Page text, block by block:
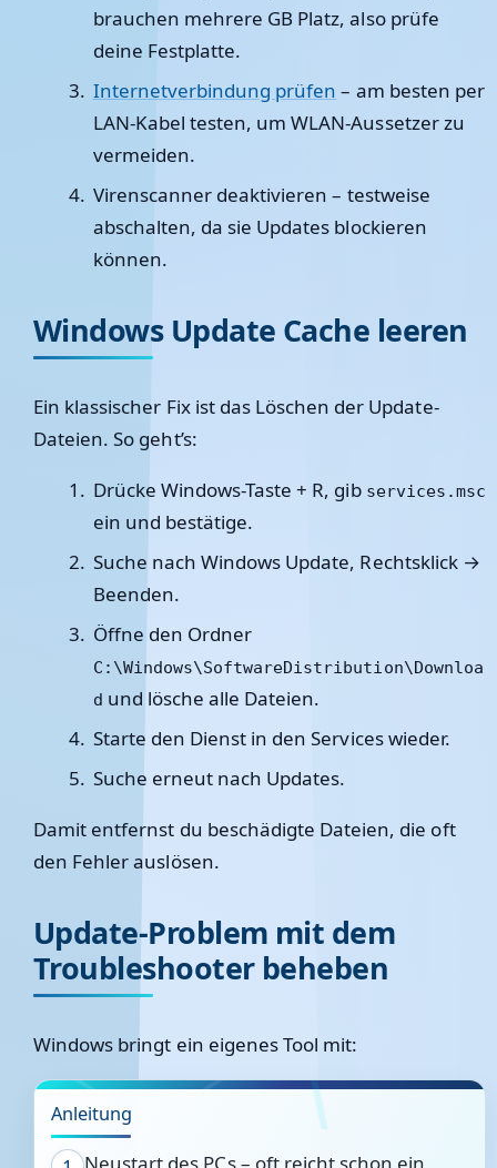
brauchen mehrere GB Platz, also prüfe
deine Festplatte.
Internetverbindung prüfen – am besten per
LAN-Kabel testen, um WLAN-Aussetzer zu
vermeiden.
Virenscanner deaktivieren – testweise
abschalten, da sie Updates blockieren
können.
Windows Update Cache leeren
Ein klassischer Fix ist das Löschen der Update-
Dateien. So geht’s:
Drücke Windows-Taste + R, gib services.msc
ein und bestätige.
Suche nach Windows Update, Rechtsklick →
Beenden.
Öffne den Ordner
C:\Windows\SoftwareDistribution\Downloa
d und lösche alle Dateien.
Starte den Dienst in den Services wieder.
Suche erneut nach Updates.
Damit entfernst du beschädigte Dateien, die oft
den Fehler auslösen.
Update-Problem mit dem
Troubleshooter beheben
Windows bringt ein eigenes Tool mit:
Anleitung